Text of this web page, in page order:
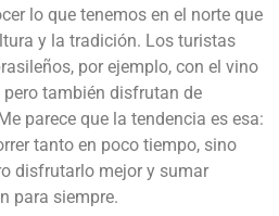
lo que tenemos en el norte que
y la tradición. Los turistas
por ejemplo, con el vino
también disfrutan de
parece que la tendencia es esa:
tanto en poco tiempo, sino
disfrutarlo mejor y sumar
para siempre.